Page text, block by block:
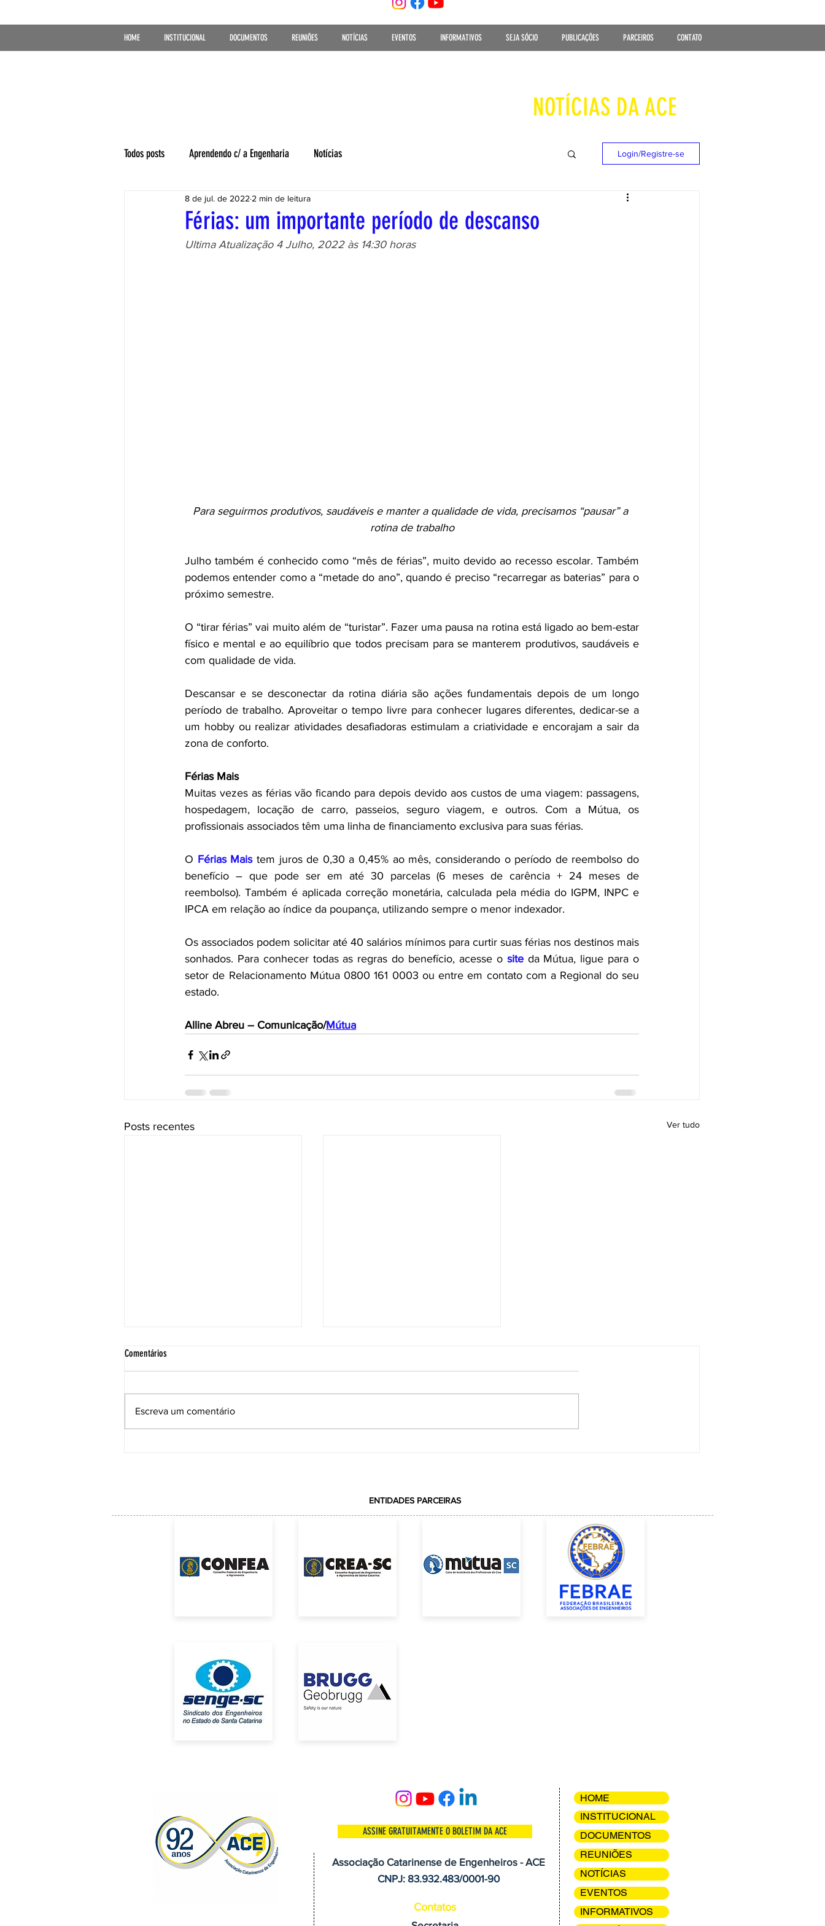
HOME INSTITUCIONAL DOCUMENTOS REUNIÕES NOTÍCIAS EVENTOS INFORMATIVOS SEJA SÓCIO PUBLICAÇÕES PARCEIROS CONTATO
NOTÍCIAS DA ACE
Todos posts Aprendendo c/ a Engenharia Notícias Login/Registre-se
Férias: um importante período de descanso
8 de jul. de 2022 2 min de leitura
Ultima Atualização 4 Julho, 2022 às 14:30 horas
Para seguirmos produtivos, saudáveis e manter a qualidade de vida, precisamos “pausar” a
rotina de trabalho
Julho também é conhecido como “mês de férias”, muito devido ao recesso escolar. Também
podemos entender como a “metade do ano”, quando é preciso “recarregar as baterias” para o
próximo semestre.
O “tirar férias” vai muito além de “turistar”. Fazer uma pausa na rotina está ligado ao bem-estar
físico e mental e ao equilíbrio que todos precisam para se manterem produtivos, saudáveis e
com qualidade de vida.
Descansar e se desconectar da rotina diária são ações fundamentais depois de um longo
período de trabalho. Aproveitar o tempo livre para conhecer lugares diferentes, dedicar-se a
um hobby ou realizar atividades desafiadoras estimulam a criatividade e encorajam a sair da
zona de conforto.
Férias Mais
Muitas vezes as férias vão ficando para depois devido aos custos de uma viagem: passagens,
hospedagem, locação de carro, passeios, seguro viagem, e outros. Com a Mútua, os
profissionais associados têm uma linha de financiamento exclusiva para suas férias.
O Férias Mais tem juros de 0,30 a 0,45% ao mês, considerando o período de reembolso do
benefício – que pode ser em até 30 parcelas (6 meses de carência + 24 meses de
reembolso). Também é aplicada correção monetária, calculada pela média do IGPM, INPC e
IPCA em relação ao índice da poupança, utilizando sempre o menor indexador.
Os associados podem solicitar até 40 salários mínimos para curtir suas férias nos destinos mais
sonhados. Para conhecer todas as regras do benefício, acesse o site da Mútua, ligue para o
setor de Relacionamento Mútua 0800 161 0003 ou entre em contato com a Regional do seu
estado.
Alline Abreu – Comunicação/Mútua
Posts recentes Ver tudo
Comentários
Escreva um comentário
ENTIDADES PARCEIRAS
ASSINE GRATUITAMENTE O BOLETIM DA ACE
Contatos
HOME
INSTITUCIONAL
DOCUMENTOS
REUNIÕES
NOTÍCIAS
EVENTOS
INFORMATIVOS
Associação Catarinense de Engenheiros - ACE
CNPJ: 83.932.483/0001-90